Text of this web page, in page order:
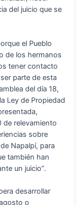
del juicio que se
el Pueblo
de los hermanos
tener contacto
parte de esta
del día 18,
Ley de Propiedad
de relevamiento
sobre
Napalpí, para
también han
un juicio”.
desarrollar
o